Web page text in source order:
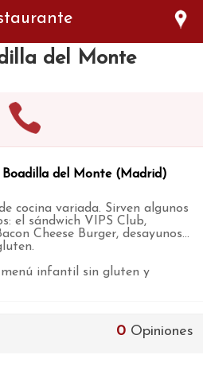
del Monte
Boadilla del Monte (Madrid)
cocina variada. Sirven algunos
el sándwich VIPS Club,
Cheese Burger, desayunos...
menú infantil sin gluten y
0 Opiniones
declaration for domain group
3b0205284212. Please add it to
Manager to authorize